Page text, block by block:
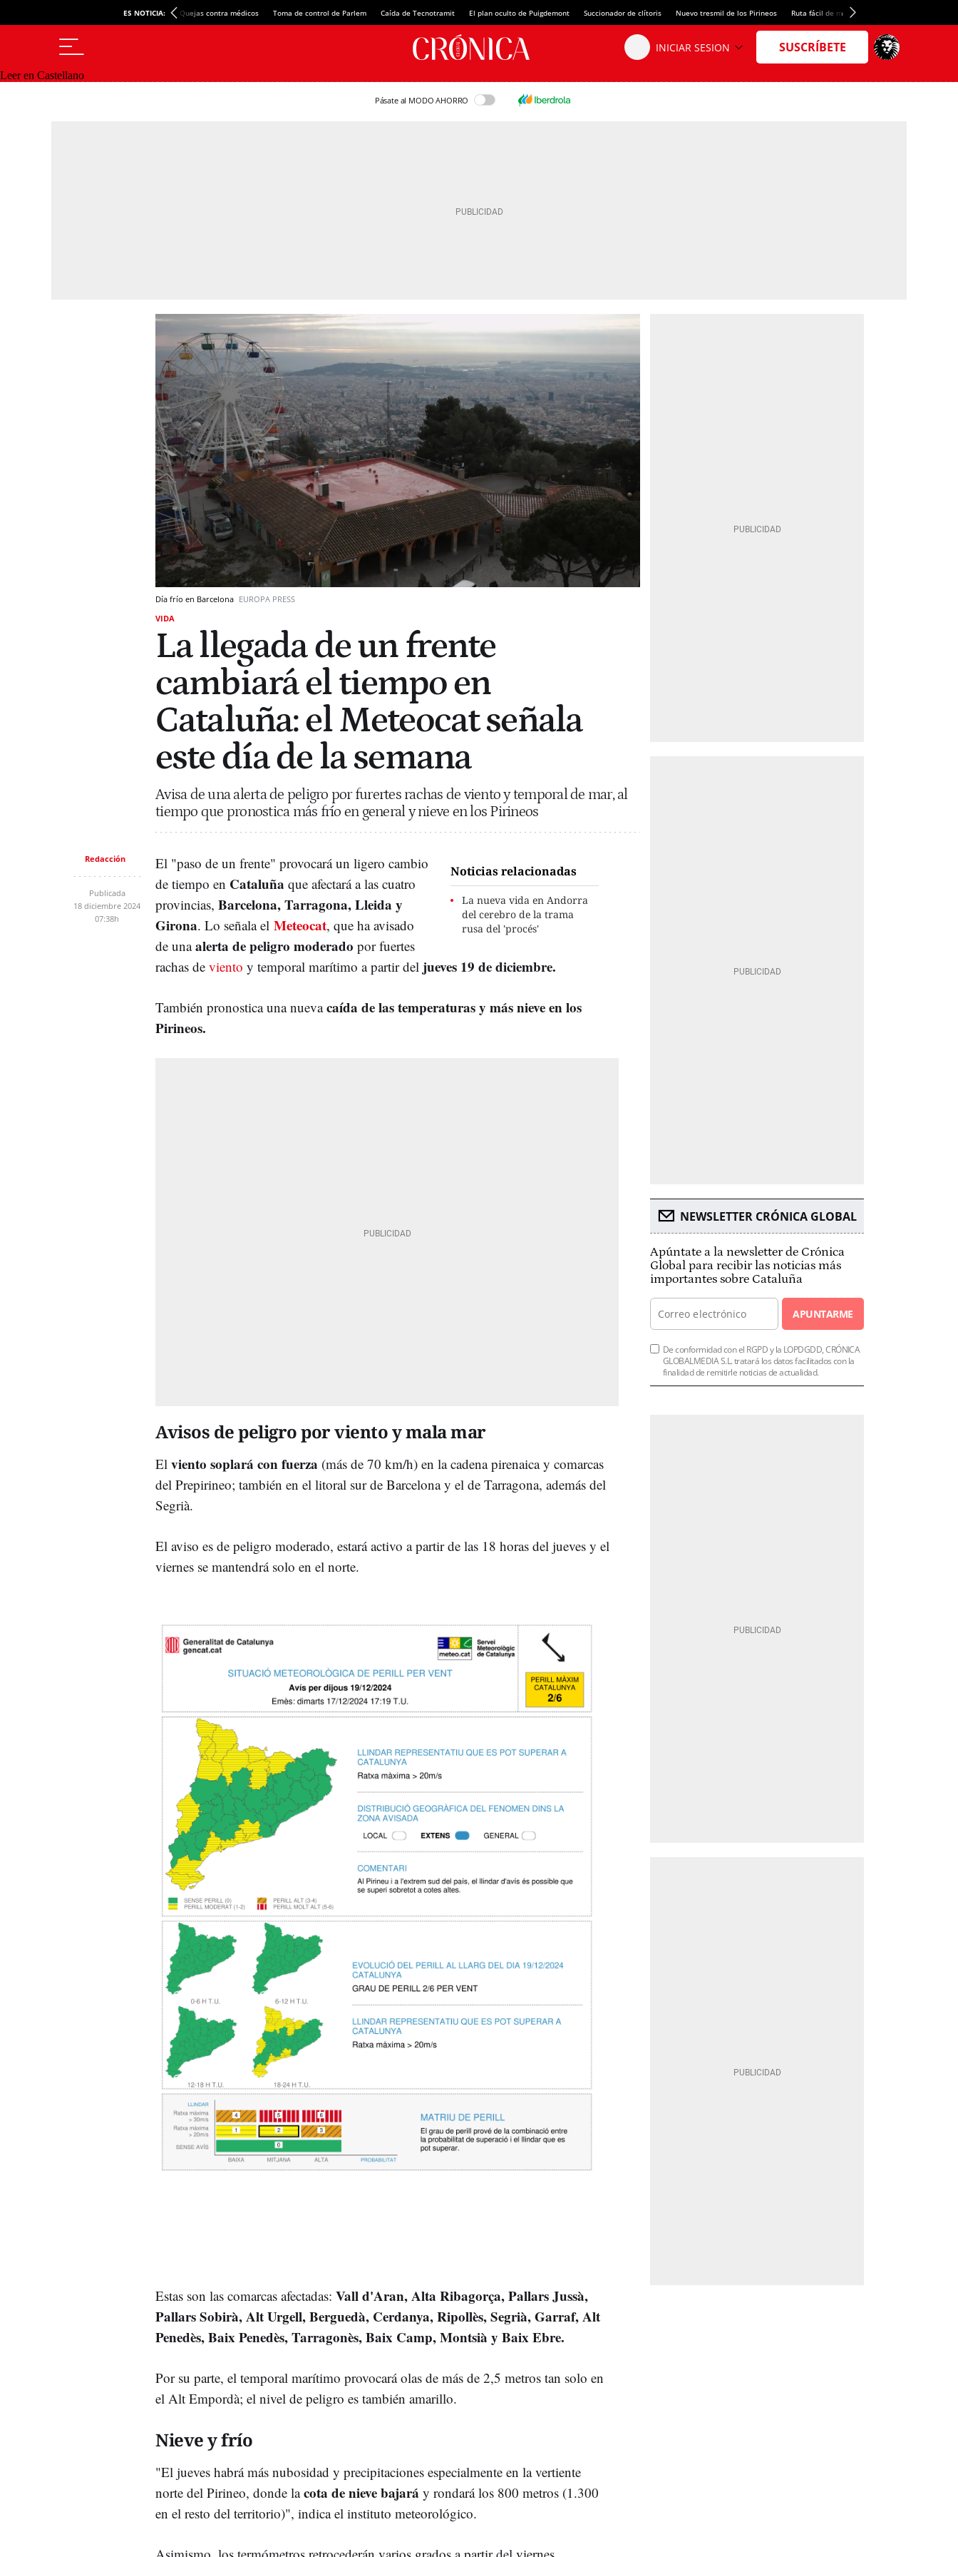
ES NOTICIA: Quejas contra médicos Toma de control de Parlem Caída de Tecnotramit El plan oculto de Puigdemont Succionador de clítoris Nuevo tresmil de los Pirineos Ruta fácil de montaña
Leer en Castellano
Pásate al MODO AHORRO
Día frío en Barcelona EUROPA PRESS
VIDA
La llegada de un frente
cambiará el tiempo en
Cataluña: el Meteocat señala
este día de la semana
Avisa de una alerta de peligro por furertes rachas de viento y temporal de mar, al
tiempo que pronostica más frío en general y nieve en los Pirineos
Redacción
Publicada
18 diciembre 2024
07:38h
Noticias relacionadas
La nueva vida en Andorra
del cerebro de la trama
rusa del 'procés'
El "paso de un frente" provocará un ligero cambio
de tiempo en Cataluña que afectará a las cuatro
provincias, Barcelona, Tarragona, Lleida y
Girona. Lo señala el Meteocat, que ha avisado
de unaalerta de peligro moderado por fuertes
rachas de viento y temporal marítimo a partir del jueves 19 de diciembre.
También pronostica una nuevacaída de las temperaturas y más nieve en los
Pirineos.
Avisos de peligro por viento y mala mar
El viento soplará con fuerza (más de 70 km/h) en la cadena pirenaica y comarcas
del Prepirineo; también en el litoral sur de Barcelona y el de Tarragona, además del
Segrià.
El aviso es de peligro moderado, estará activo a partir de las 18 horas del jueves y el
viernes se mantendrá solo en el norte.
Estas son las comarcas afectadas: Vall d'Aran, Alta Ribagorça, Pallars Jussà,
Pallars Sobirà, Alt Urgell, Berguedà, Cerdanya, Ripollès, Segrià, Garraf, Alt
Penedès, Baix Penedès, Tarragonès, Baix Camp, Montsià y Baix Ebre.
Por su parte, el temporal marítimo provocará olas de más de 2,5 metros tan solo en
el Alt Empordà; el nivel de peligro es también amarillo.
Nieve y frío
"El jueves habrá más nubosidad y precipitaciones especialmente en la vertiente
norte del Pirineo, donde lacota de nieve bajará y rondará los 800 metros (1.300
en el resto del territorio)", indica el instituto meteorológico.
NEWSLETTER CRÓNICA GLOBAL
Apúntate a la newsletter de Crónica
Global para recibir las noticias más
importantes sobre Cataluña
APUNTARME
De conformidad con el RGPD y la LOPDGDD, CRÓNICA
GLOBALMEDIA S.L. tratará los datos facilitados con la
finalidad de remitirle noticias de actualidad.